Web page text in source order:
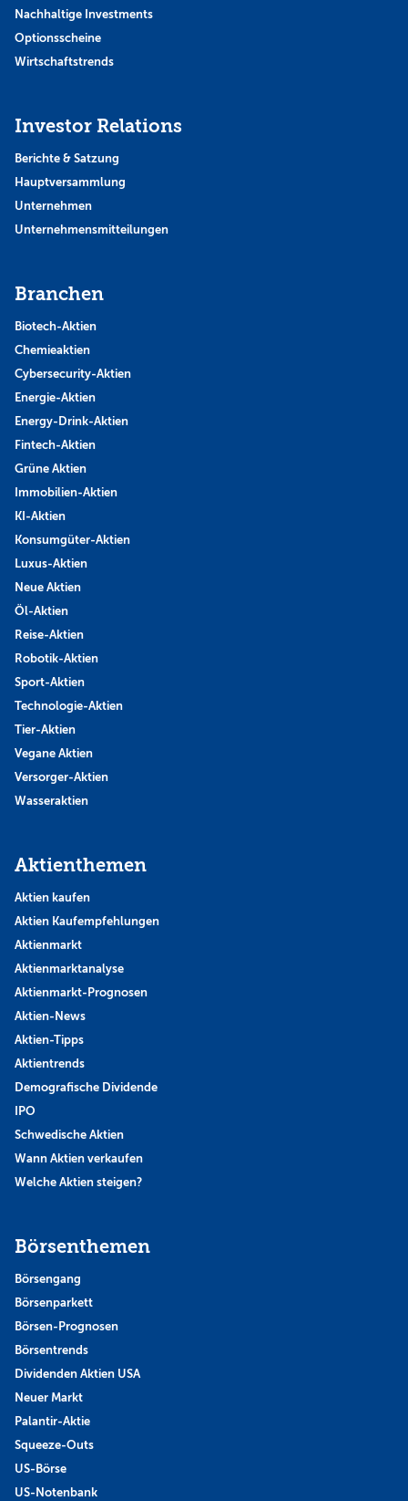
Nachhaltige Investments
Optionsscheine
Wirtschaftstrends
Investor Relations
Berichte & Satzung
Hauptversammlung
Unternehmen
Unternehmensmitteilungen
Branchen
Biotech-Aktien
Chemieaktien
Cybersecurity-Aktien
Energie-Aktien
Energy-Drink-Aktien
Fintech-Aktien
Grüne Aktien
Immobilien-Aktien
KI-Aktien
Konsumgüter-Aktien
Luxus-Aktien
Neue Aktien
Öl-Aktien
Reise-Aktien
Robotik-Aktien
Sport-Aktien
Technologie-Aktien
Tier-Aktien
Vegane Aktien
Versorger-Aktien
Wasseraktien
Aktienthemen
Aktien kaufen
Aktien Kaufempfehlungen
Aktienmarkt
Aktienmarktanalyse
Aktienmarkt-Prognosen
Aktien-News
Aktien-Tipps
Aktientrends
Demografische Dividende
IPO
Schwedische Aktien
Wann Aktien verkaufen
Welche Aktien steigen?
Börsenthemen
Börsengang
Börsenparkett
Börsen-Prognosen
Börsentrends
Dividenden Aktien USA
Neuer Markt
Palantir-Aktie
Squeeze-Outs
US-Börse
US-Notenbank